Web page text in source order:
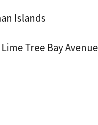
Islands
Lime Tree Bay Avenue